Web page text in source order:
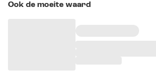
Ook de moeite waard